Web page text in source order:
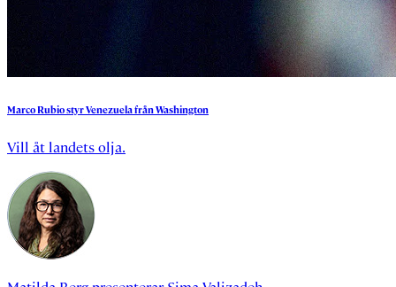
MarcoRubiostyrVenezuelafrånWashington
Vill åt landets olja.